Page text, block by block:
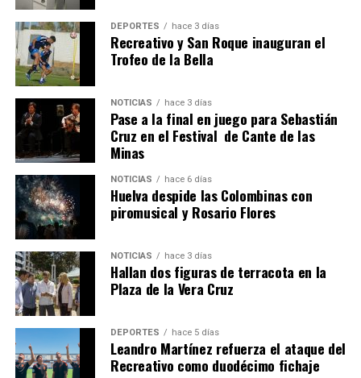
4º DÍA DE LAS FIESTAS COLOMBINAS 2026
hace 1 semana ·Huelvatv
SEXTA CORRIDA DE LAS FIESTAS COLOMBINAS
2026
hace 6 días· Huelvatv
DEPORTES hace 3 días
Recreativo y San Roque inauguran el
Trofeo de la Bella
NOTICIAS hace 3 días
Pase a la final en juego para Sebastián
Cruz en el Festival de Cante de las
Minas
NOTICIAS hace 6 días
Huelva despide las Colombinas con
piromusical y Rosario Flores
NOTICIAS hace 3 días
Hallan dos figuras de terracota en la
Plaza de la Vera Cruz
DEPORTES hace 5 días
Leandro Martínez refuerza el ataque del
Recreativo como duodécimo fichaje